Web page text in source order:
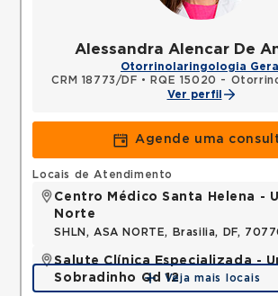
Alessandra Alencar De
Otorrinolaringologia Geral
CRM 18773/DF •
RQE 15020 -
Ver perfil
Agende uma
Locais de Atendimento
Centro Médico Santa Helena -
Norte
SHLN, ASA NORTE, Brasilia, DF,
Salute Clínica Especializada -
Sobradinho Qd 12Veja mais locais